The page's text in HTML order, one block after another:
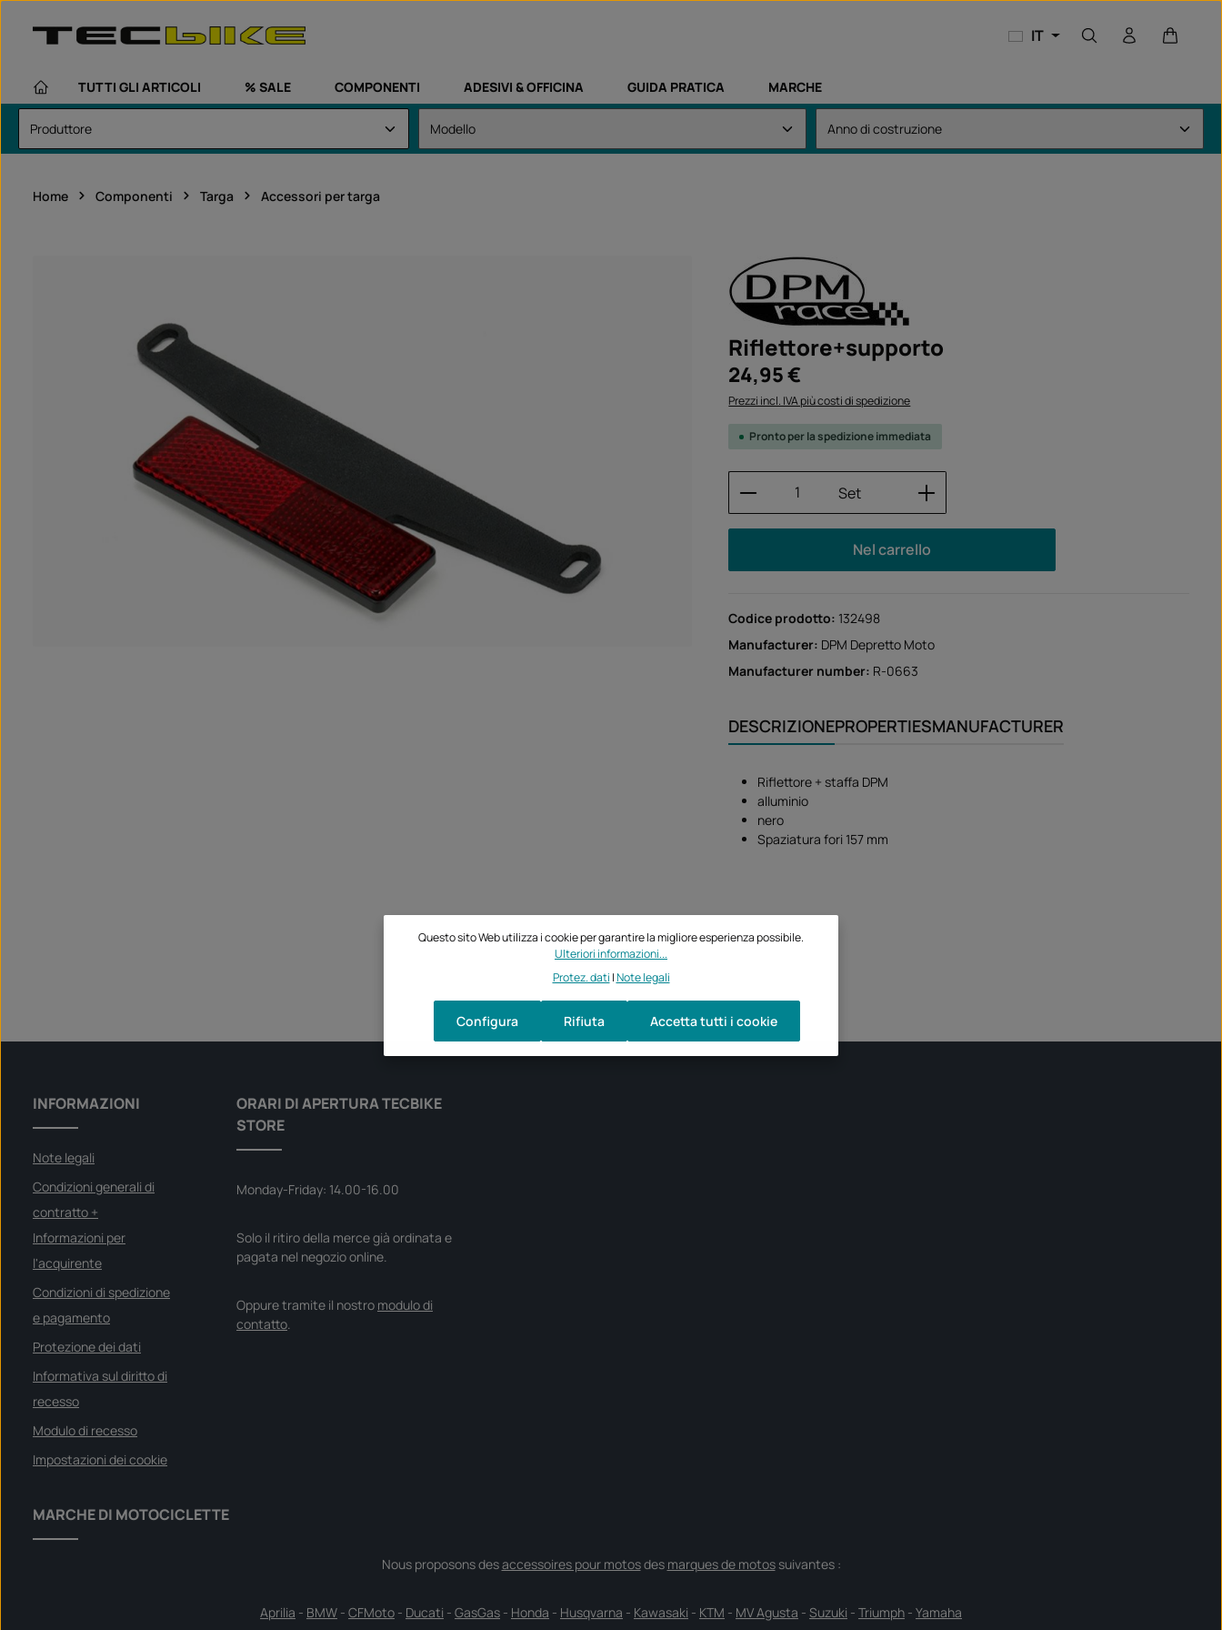
IT Il
TUTTI GLI ARTICOLI % SALE COMPONENTI ADESIVI & OFFICINA GUIDA PRATICA MARCHE
Home Componenti Targa Accessori per targa
Riflettore+supporto
Prezzo normale:
24,95 €
Prezzi incl. IVA più costi di spedizione
Pronto per la spedizione immediata
Quantità del prodotto: inserisci la quantità
Set
Nel carrello
Codice prodotto: 132498
Manufacturer: DPM Depretto Moto
Manufacturer number: R-0663
DESCRIZIONEPROPERTIESMANUFACTURER
Riflettore + staffa DPM
alluminio
nero
Spaziatura fori 157 mm
INFORMAZIONI
Note legali
Condizioni generali di
contratto +
Informazioni per
l'acquirente
Condizioni di spedizione
e pagamento
Protezione dei dati
Informativa sul diritto di
recesso
Modulo di recesso
Impostazioni dei cookie
ORARI DI APERTURA TECBIKE
STORE
Monday-Friday: 14.00-16.00
Solo il ritiro della merce già ordinata e
pagata nel negozio online.
Oppure tramite il nostro modulo di
contatto.
MARCHE DI MOTOCICLETTE
Nous proposons desaccessoires pour motosdes marques de motossuivantes :
Aprilia - BMW - CFMoto - Ducati - GasGas - Honda - Husqvarna - Kawasaki - KTM - MV Agusta - Suzuki - Triumph - Yamaha
Questo sito Web utilizza i cookie per garantire la migliore esperienza possibile.
Ulteriori informazioni...
Protez. dati |Note legali
Rifiuta
Configura Accetta tutti i cookie